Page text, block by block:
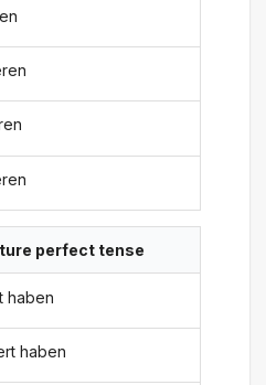
perfect tense
haben
haben